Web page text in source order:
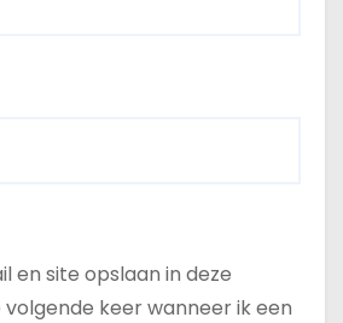
en site opslaan in deze
keer wanneer ik een